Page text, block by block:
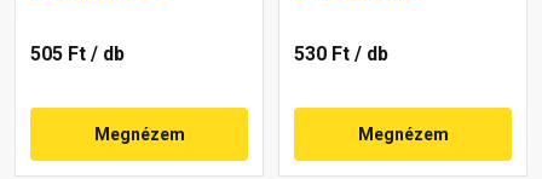
505 Ft / db
Megnézem
530 Ft / db
Megnézem